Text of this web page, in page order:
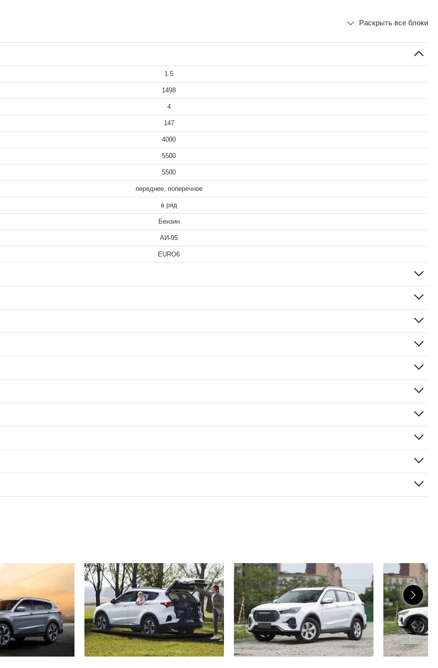
Раскрыть все блоки
1.5
1498
4
147
4000
5500
5500
переднее, поперечное
в ряд
Бензин
АИ-95
EURO6